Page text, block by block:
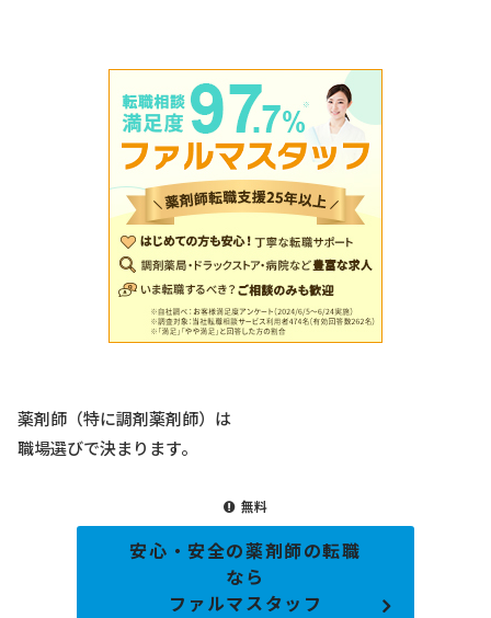
薬剤師（特に調剤薬剤師）は
職場選びで決まります。
無料
安心・安全の薬剤師の転職
なら
ファルマスタッフ